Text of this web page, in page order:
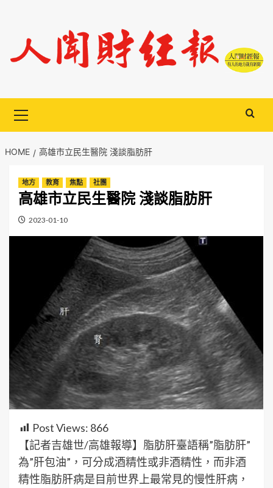
content
Menu
HOME 高雄市立民生醫院 淺談脂肪肝
地方 教育 焦點 社團
高雄市立民生醫院 淺談脂肪肝
2023-01-10
Post Views: 866
【記者吉雄世/高雄報導】脂肪肝臺語稱”脂肪肝”
為”肝包油”，可分成酒精性或非酒精性，而非酒
精性脂肪肝病是目前世界上最常見的慢性肝病，